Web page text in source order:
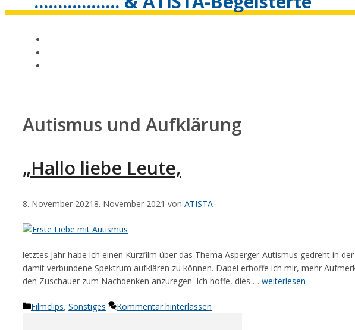
Autismus und Aufklärung
„Hallo liebe Leute,
8. November 2021 8. November 2021 von ATISTA
letztes Jahr habe ich einen Kurzfilm über das Thema Asperger-Autismus gedreht in
damit verbundene Spektrum aufklären zu können. Dabei erhoffe ich mir, mehr
den Zuschauer zum Nachdenken anzuregen. Ich hoffe, dies … weiterlesen
Kategorien
Filmclips, Sonstiges Kommentar hinterlassen